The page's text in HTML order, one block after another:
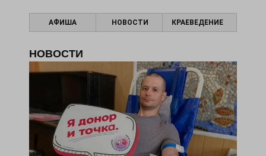
АФИША НОВОСТИ КРАЕВЕДЕНИЕ
НОВОСТИ